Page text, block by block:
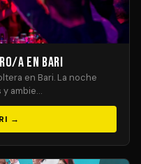
a en Bari
en Bari. La noche
y ambie…
→